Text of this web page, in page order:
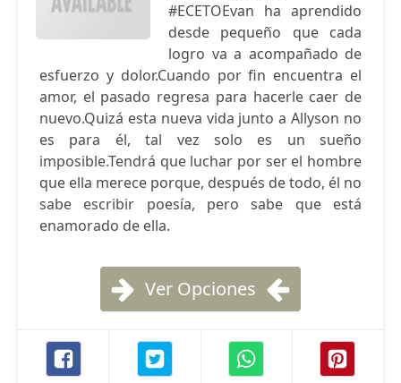
#ECETOEvan ha aprendido
desde pequeño que cada
logro va a acompañado de
esfuerzo y dolor.Cuando por fin encuentra el
amor, el pasado regresa para hacerle caer de
nuevo.Quizá esta nueva vida junto a Allyson no
es para él, tal vez solo es un sueño
imposible.Tendrá que luchar por ser el hombre
que ella merece porque, después de todo, él no
sabe escribir poesía, pero sabe que está
enamorado de ella.
Ver Opciones